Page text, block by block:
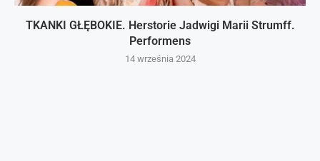
TKANKI GŁĘBOKIE. Herstorie Jadwigi Marii Strumff.
Performens
14 września 2024